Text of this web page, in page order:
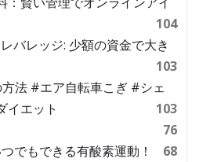
104
バレッジ: 少額の資金で大き
103
法 #エア自転車こぎ #シェ
イエット
103
76
でもできる有酸素運動！
68